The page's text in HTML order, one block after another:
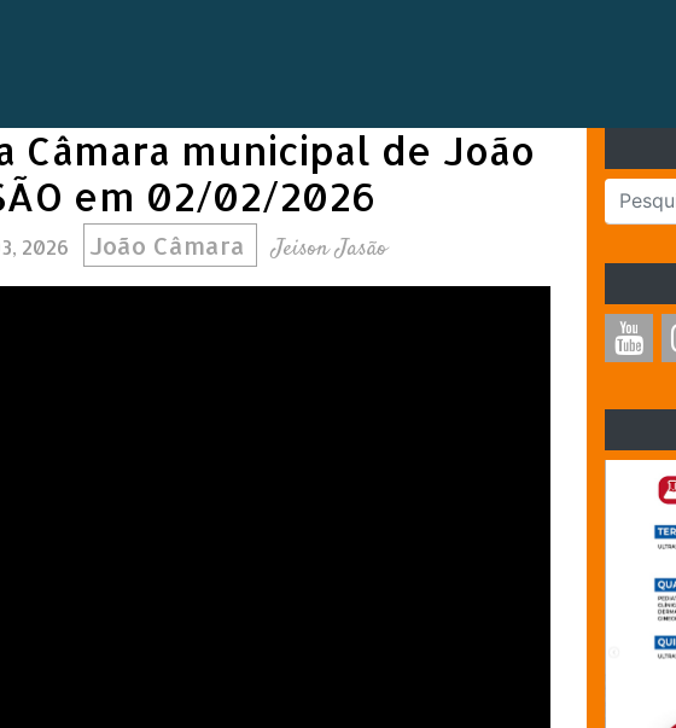
Câmara municipal de João
em 02/02/2026
2026 João Câmara Jeison Jasão